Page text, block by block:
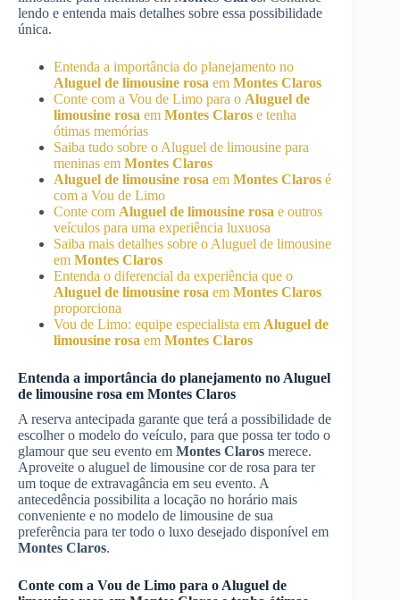
lendo e entenda mais detalhes sobre essa possibilidade
única.
Entenda a importância do planejamento no
Aluguel de limousine rosa em Montes Claros
Conte com a Vou de Limo para o Aluguel de
limousine rosa em Montes Claros e tenha
ótimas memórias
Saiba tudo sobre o Aluguel de limousine para
meninas em Montes Claros
Aluguel de limousine rosa em Montes Claros é
com a Vou de Limo
Conte com Aluguel de limousine rosa e outros
veículos para uma experiência luxuosa
Saiba mais detalhes sobre o Aluguel de limousine
em Montes Claros
Entenda o diferencial da experiência que o
Aluguel de limousine rosa em Montes Claros
proporciona
Vou de Limo: equipe especialista em Aluguel de
limousine rosa em Montes Claros
Entenda a importância do planejamento no Aluguel
de limousine rosa em Montes Claros
A reserva antecipada garante que terá a possibilidade de
escolher o modelo do veículo, para que possa ter todo o
glamour que seu evento em Montes Claros merece.
Aproveite o aluguel de limousine cor de rosa para ter
um toque de extravagância em seu evento. A
antecedência possibilita a locação no horário mais
conveniente e no modelo de limousine de sua
preferência para ter todo o luxo desejado disponível em
Montes Claros.
Conte com a Vou de Limo para o Aluguel de